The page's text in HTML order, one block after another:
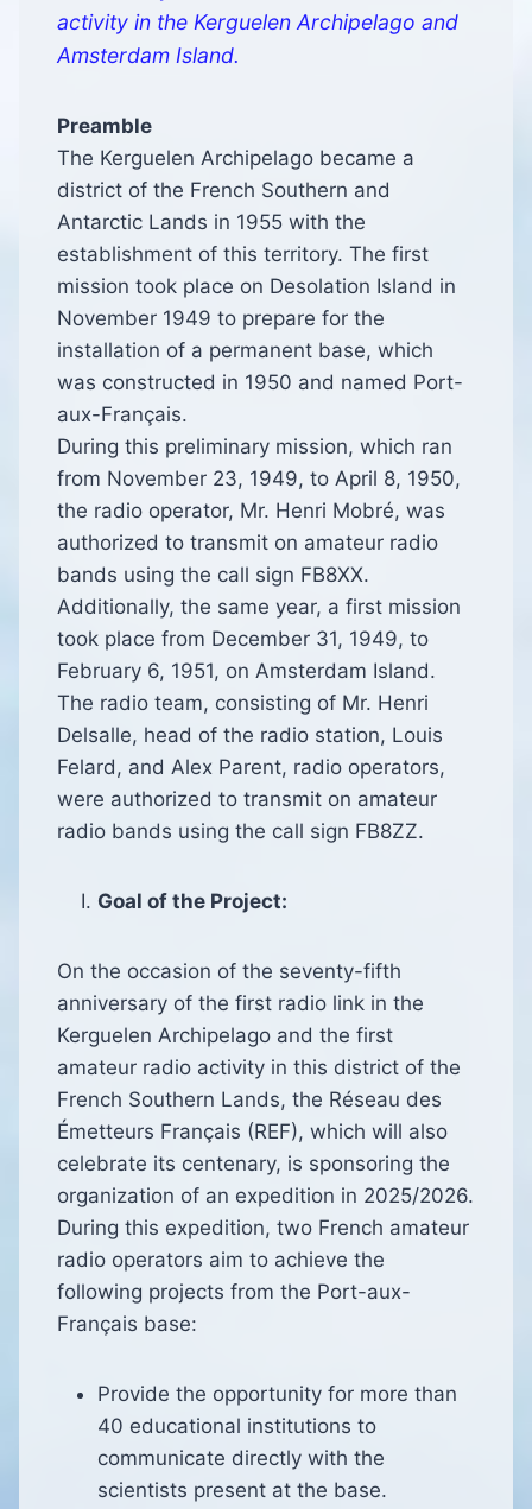
activity in the Kerguelen Archipelago and
Amsterdam Island.
Preamble
The Kerguelen Archipelago became a
district of the French Southern and
Antarctic Lands in 1955 with the
establishment of this territory. The first
mission took place on Desolation Island in
November 1949 to prepare for the
installation of a permanent base, which
was constructed in 1950 and named Port-
aux-Français.
During this preliminary mission, which ran
from November 23, 1949, to April 8, 1950,
the radio operator, Mr. Henri Mobré, was
authorized to transmit on amateur radio
bands using the call sign FB8XX.
Additionally, the same year, a first mission
took place from December 31, 1949, to
February 6, 1951, on Amsterdam Island.
The radio team, consisting of Mr. Henri
Delsalle, head of the radio station, Louis
Felard, and Alex Parent, radio operators,
were authorized to transmit on amateur
radio bands using the call sign FB8ZZ.
Goal of the Project:
On the occasion of the seventy-fifth
anniversary of the first radio link in the
Kerguelen Archipelago and the first
amateur radio activity in this district of the
French Southern Lands, the Réseau des
Émetteurs Français (REF), which will also
celebrate its centenary, is sponsoring the
organization of an expedition in 2025/2026.
During this expedition, two French amateur
radio operators aim to achieve the
following projects from the Port-aux-
Français base:
Provide the opportunity for more than
40 educational institutions to
communicate directly with the
scientists present at the base.